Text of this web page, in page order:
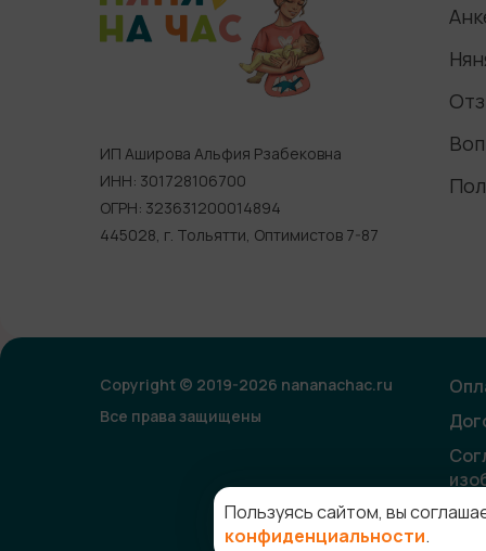
ИП Аширова Альфия Рзабековна
ИНН: 301728106700
ОГРН: 323631200014894
445028, г. Тольятти, Оптимистов 7-87
Copyright © 2019-2026 nananachac.ru
Все права защищены
Пользуясь сайтом, вы
конфиденциальности.